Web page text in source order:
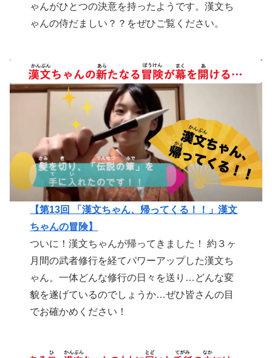
ゃんがひとつの決意を持ったようです。漢文ち
ゃんの侍だましい？？をぜひご覧ください。
【第13回 「漢文ちゃん、帰ってくる！！」漢文
ちゃんの冒険】
ついに！漢文ちゃんが帰ってきました！ 約３ヶ
月間の武者修行を経てパワーアップした漢文ち
ゃん。一体どんな修行の日々を送り…どんな変
貌を遂げているのでしょうか…ぜひ皆さんの目
でお確かめください！